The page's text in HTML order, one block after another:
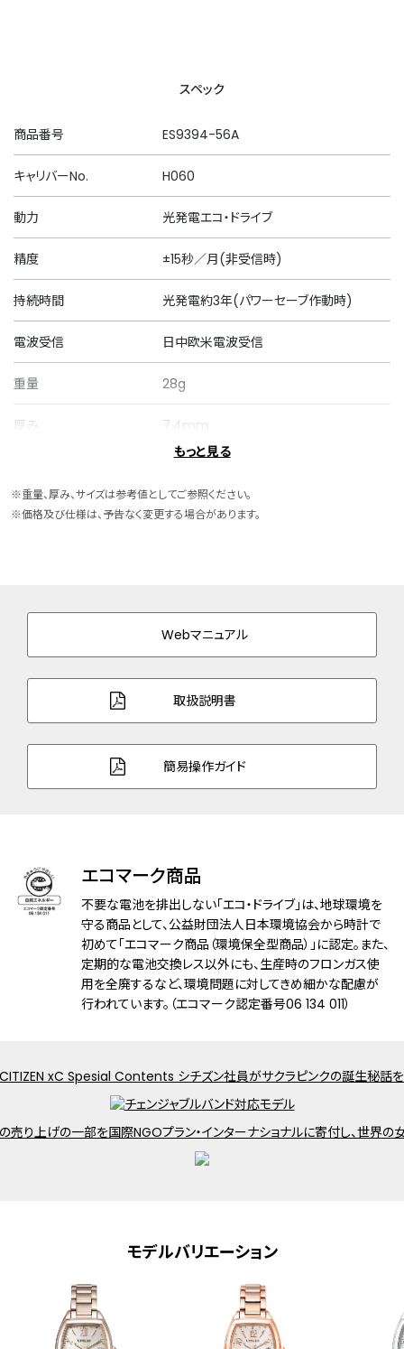
スペック
商品番号 ES9394-56A
キャリバーNo. H060
動力 光発電エコ・ドライブ
精度 ±15秒／月(非受信時)
持続時間 光発電約3年(パワーセーブ作動時)
電波受信 日中欧米電波受信
重量 28g
厚み 7.4mm
ケース素材 ステンレス
三ツ折れプッシュタイプ
バンド幅 12.0mm
バンド調整可能サイ
115～182mm
サファイアガラス（無反射コーティング）
デザイン特徴
夜光(針)
裏ぶたに都市表示を刻印
充電残量表示機能
充電警告機能
過充電防止機能
パワーセーブ機能
日中欧米電波受信
定時受信機能
強制受信機能
パーペチュアルカレンダー
パーフェックス(JIS1種耐磁、衝撃検知機
もっと見る
※重量、厚み、サイズは参考値としてご参照ください。
※価格及び仕様は、予告なく変更する場合があります。
Webマニュアル
取扱説明書
簡易操作ガイド
エコマーク商品
不要な電池を排出しない「エコ・ドライブ」は、地球環境を
守る商品として、公益財団法人日本環境協会から時計で
初めて「エコマーク商品（環境保全型商品）」に認定。また、
定期的な電池交換レス以外にも、生産時のフロンガス使
用を全廃するなど、環境問題に対してきめ細かな配慮が
行われています。（エコマーク認定番号06 134 011）
モデルバリエーション